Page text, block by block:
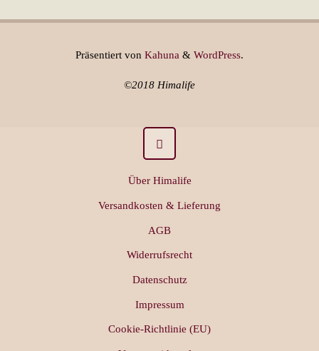
Präsentiert von Kahuna & WordPress.
©2018 Himalife
Über Himalife
Versandkosten & Lieferung
AGB
Widerrufsrecht
Datenschutz
Impressum
Cookie-Richtlinie (EU)